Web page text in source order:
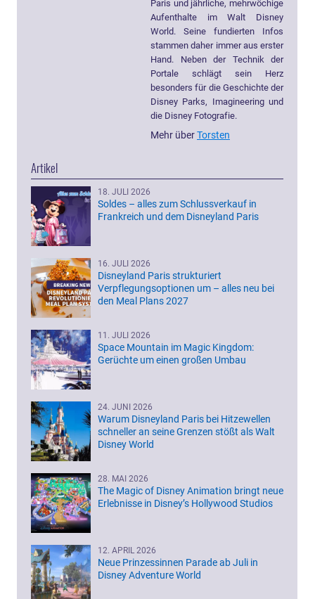
Paris und jährliche, mehrwöchige
Aufenthalte im Walt Disney
World. Seine fundierten Infos
stammen daher immer aus erster
Hand. Neben der Technik der
Portale schlägt sein Herz
besonders für die Geschichte der
Disney Parks, Imagineering und
die Disney Fotografie.
Mehr überTorsten
Artikel
18. JULI 2026
Soldes – alles zum Schlussverkauf in
Frankreich und dem Disneyland Paris
16. JULI 2026
Disneyland Paris strukturiert
Verpflegungsoptionen um – alles neu bei
den Meal Plans 2027
11. JULI 2026
Space Mountain im Magic Kingdom:
Gerüchte um einen großen Umbau
24. JUNI 2026
Warum Disneyland Paris bei Hitzewellen
schneller an seine Grenzen stößt als Walt
Disney World
28. MAI 2026
The Magic of Disney Animation bringt neue
Erlebnisse in Disney’s Hollywood Studios
12. APRIL 2026
Neue Prinzessinnen Parade ab Juli in
Disney Adventure World